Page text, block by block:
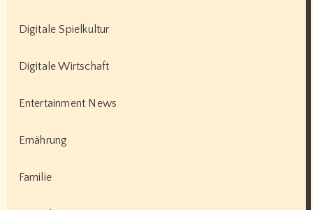
Digitale Spielkultur
Digitale Wirtschaft
Entertainment News
Ernährung
Familie